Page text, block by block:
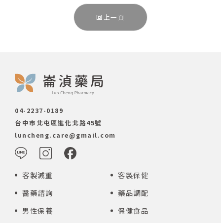
回上一頁
04-2237-0189
台中市北屯區進化北路45號
luncheng.care@gmail.com
客製減重
客製保健
醫藥諮詢
藥品調配
男性保養
保健食品